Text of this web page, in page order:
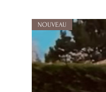
NOUVEAU